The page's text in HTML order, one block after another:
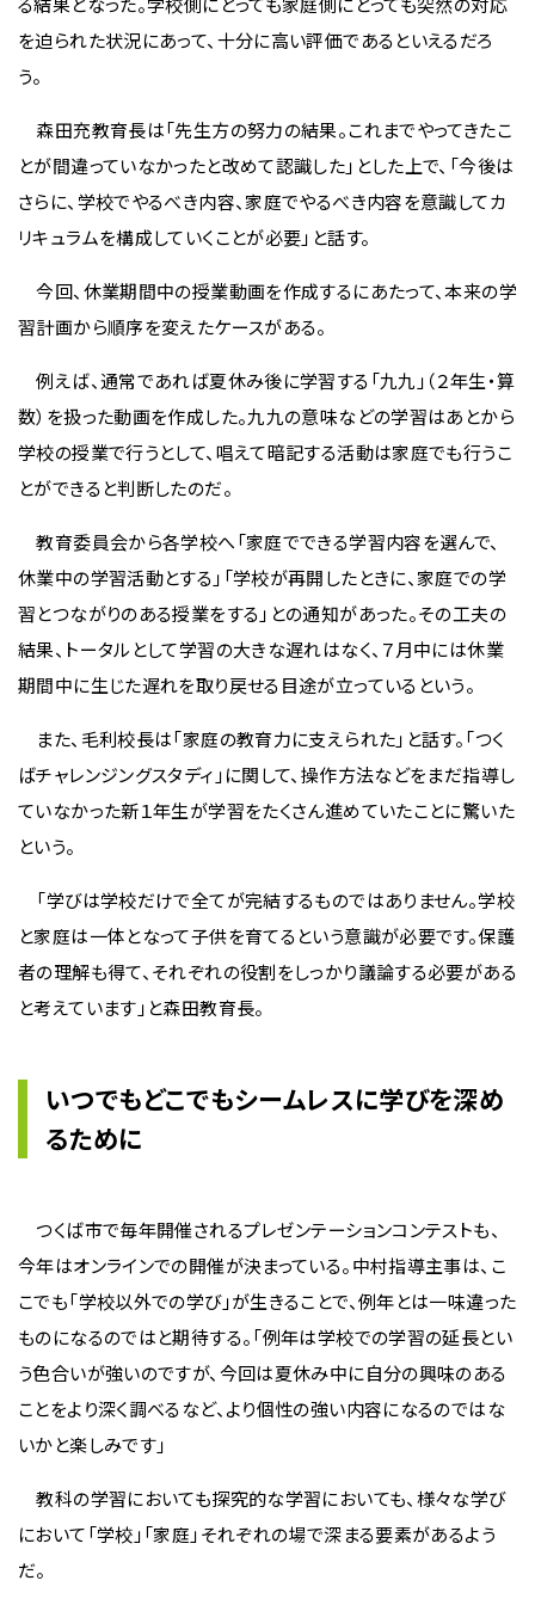
を迫られた状況にあって、十分に高い評価であるといえるだろ
う。
森田充教育長は「先生方の努力の結果。これまでやってきたこ
とが間違っていなかったと改めて認識した」とした上で、「今後は
さらに、学校でやるべき内容、家庭でやるべき内容を意識してカ
リキュラムを構成していくことが必要」と話す。
今回、休業期間中の授業動画を作成するにあたって、本来の学
習計画から順序を変えたケースがある。
例えば、通常であれば夏休み後に学習する「九九」（２年生・算
数）を扱った動画を作成した。九九の意味などの学習はあとから
学校の授業で行うとして、唱えて暗記する活動は家庭でも行うこ
とができると判断したのだ。
教育委員会から各学校へ「家庭でできる学習内容を選んで、
休業中の学習活動とする」「学校が再開したときに、家庭での学
習とつながりのある授業をする」との通知があった。その工夫の
結果、トータルとして学習の大きな遅れはなく、７月中には休業
期間中に生じた遅れを取り戻せる目途が立っているという。
また、毛利校長は「家庭の教育力に支えられた」と話す。「つく
ばチャレンジングスタディ」に関して、操作方法などをまだ指導し
ていなかった新１年生が学習をたくさん進めていたことに驚いた
という。
「学びは学校だけで全てが完結するものではありません。学校
と家庭は一体となって子供を育てるという意識が必要です。保護
者の理解も得て、それぞれの役割をしっかり議論する必要がある
と考えています」と森田教育長。
いつでもどこでもシームレスに学びを深め
るために
つくば市で毎年開催されるプレゼンテーションコンテストも、
今年はオンラインでの開催が決まっている。中村指導主事は、こ
こでも「学校以外での学び」が生きることで、例年とは一味違った
ものになるのではと期待する。「例年は学校での学習の延長とい
う色合いが強いのですが、今回は夏休み中に自分の興味のある
ことをより深く調べるなど、より個性の強い内容になるのではな
いかと楽しみです」
教科の学習においても探究的な学習においても、様々な学び
において「学校」「家庭」それぞれの場で深まる要素があるよう
だ。